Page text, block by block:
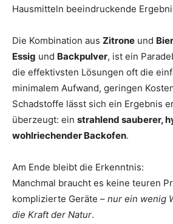
Hausmitteln beeindruckende
Die Kombination aus Zitrone und
Essig und Backpulver, ist ein
die effektivsten Lösungen oft die
minimalem Aufwand, geringen
Schadstoffe lässt sich ein Ergebnis
überzeugt: ein strahlend sauberer,
wohlriechender Backofen.
Am Ende bleibt die Erkenntnis:
Manchmal braucht es keine teuren
komplizierte Geräte – nur ein wenig
die Kraft der Natur.